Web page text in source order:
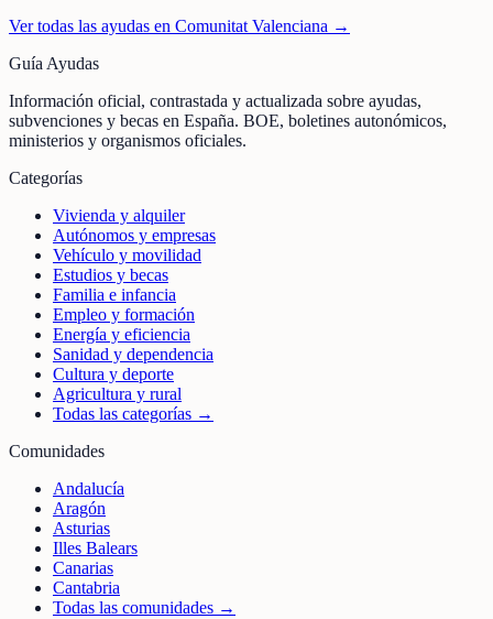
Ver todas las ayudas en Comunitat Valenciana →
Guía Ayudas
Información oficial, contrastada y actualizada sobre ayudas,
subvenciones y becas en España. BOE, boletines autonómicos,
ministerios y organismos oficiales.
Categorías
Vivienda y alquiler
Autónomos y empresas
Vehículo y movilidad
Estudios y becas
Familia e infancia
Empleo y formación
Energía y eficiencia
Sanidad y dependencia
Cultura y deporte
Agricultura y rural
Todas las categorías →
Comunidades
Andalucía
Aragón
Asturias
Illes Balears
Canarias
Cantabria
Todas las comunidades →